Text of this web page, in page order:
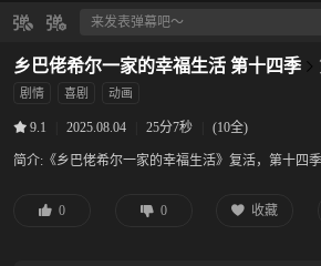
乡巴佬希尔一家的幸福生活 第十四季
剧情 喜剧 动画
9.1 2025.08.04 25分7秒 (10全)
简介: 《乡巴佬希尔一家的幸福生活》复活，第十四
0 0 收藏